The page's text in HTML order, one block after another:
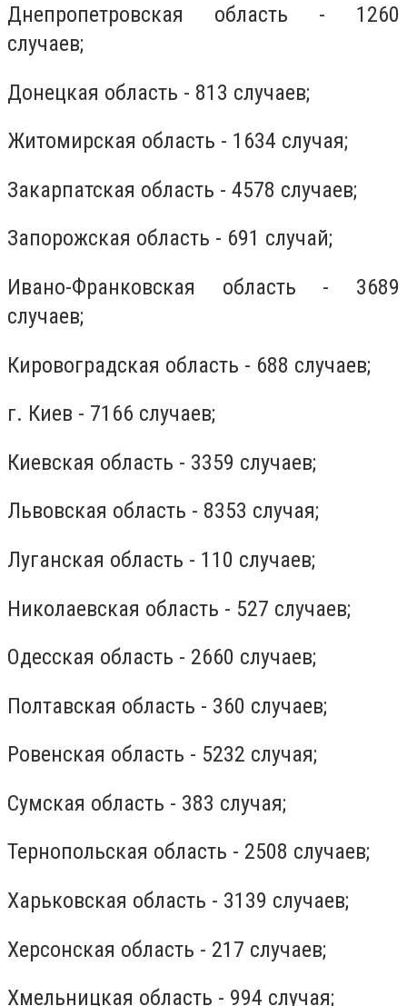
Днепропетровская область - 1260
случаев;
Донецкая область - 813 случаев;
Житомирская область - 1634 случая;
Закарпатская область - 4578 случаев;
Запорожская область - 691 случай;
Ивано-Франковская область - 3689
случаев;
Кировоградская область - 688 случаев;
г. Киев - 7166 случаев;
Киевская область - 3359 случаев;
Львовская область - 8353 случая;
Луганская область - 110 случаев;
Николаевская область - 527 случаев;
Одесская область - 2660 случаев;
Полтавская область - 360 случаев;
Ровенская область - 5232 случая;
Сумская область - 383 случая;
Тернопольская область - 2508 случаев;
Харьковская область - 3139 случаев;
Херсонская область - 217 случаев;
Хмельницкая область - 994 случая;